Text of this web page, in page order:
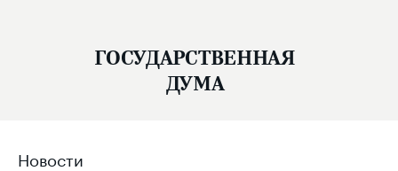
ГОСУДАРСТВЕННАЯ
ДУМА
Новости